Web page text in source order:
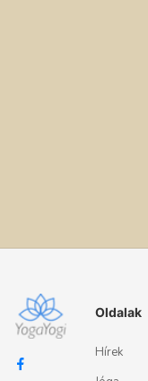
Oldalak
Hírek